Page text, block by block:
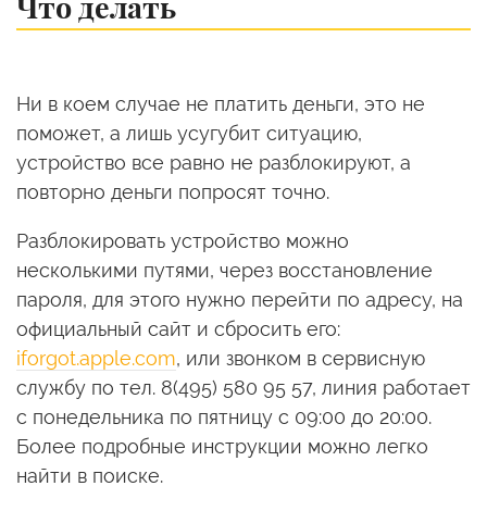
Ни в коем случае не платить деньги, это не
поможет, а лишь усугубит ситуацию,
устройство все равно не разблокируют, а
повторно деньги попросят точно.
Разблокировать устройство можно
несколькими путями, через восстановление
пароля, для этого нужно перейти по адресу, на
официальный сайт и сбросить его:
iforgot.apple.com, или звонком в сервисную
службу по тел. 8(495) 580 95 57, линия работает
с понедельника по пятницу с 09:00 до 20:00.
Более подробные инструкции можно легко
найти в поиске.